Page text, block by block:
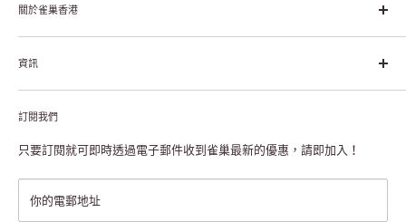
幸福生活」企業。雀巢的目標是「我們充分發掘食品的力量，提升
關於雀巢香港
關於雀巢香港
雀巢香港創造共享價值
聯絡我們
私隱聲明
註冊NESCAFÉ® Dolce Gusto®咖啡機
資訊
付款及送貨
退貨或更換
常見問題
雀巢會員獎賞
訂閱我們
只要訂閱就可即時透過電子郵件收到雀巢最新的優惠，請即加入！
你的電郵地址